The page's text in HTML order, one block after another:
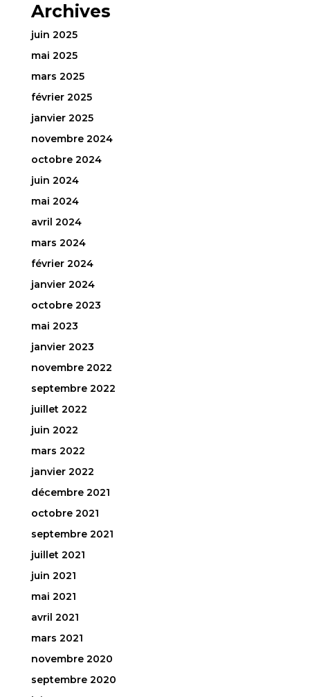
Archives
juin 2025
mai 2025
mars 2025
février 2025
janvier 2025
novembre 2024
octobre 2024
juin 2024
mai 2024
avril 2024
mars 2024
février 2024
janvier 2024
octobre 2023
mai 2023
janvier 2023
novembre 2022
septembre 2022
juillet 2022
juin 2022
mars 2022
janvier 2022
décembre 2021
octobre 2021
septembre 2021
juillet 2021
juin 2021
mai 2021
avril 2021
mars 2021
novembre 2020
septembre 2020